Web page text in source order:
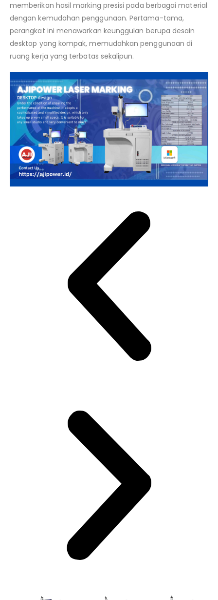
memberikan hasil marking presisi pada berbagai material
dengan kemudahan penggunaan. Pertama-tama,
perangkat ini menawarkan keunggulan berupa desain
desktop yang kompak, memudahkan penggunaan di
ruang kerja yang terbatas sekalipun.